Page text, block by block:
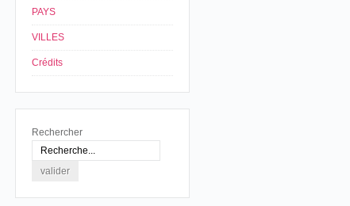
PAYS
VILLES
Crédits
Rechercher